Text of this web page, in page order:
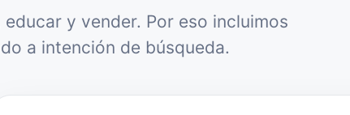
y vender. Por eso incluimos
a intención de búsqueda.